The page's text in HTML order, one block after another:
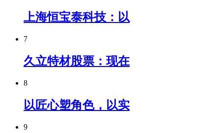
上海恒宝泰科技：以
7
久立特材股票：现在
8
以匠心塑角色，以实
9